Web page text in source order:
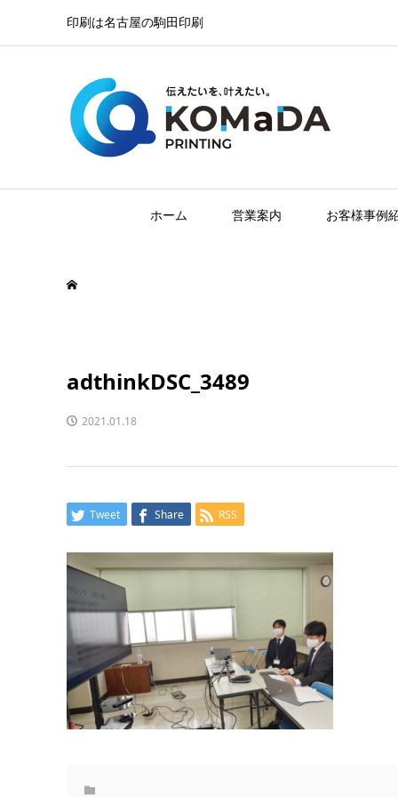
印刷は名古屋の駒田印刷
ホーム 営業案内 お客様事例
adthinkDSC_3489
2021.01.18
Tweet Share RSS